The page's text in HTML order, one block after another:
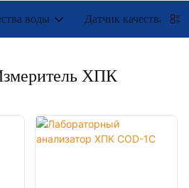
воды Датчик качества
ХПК